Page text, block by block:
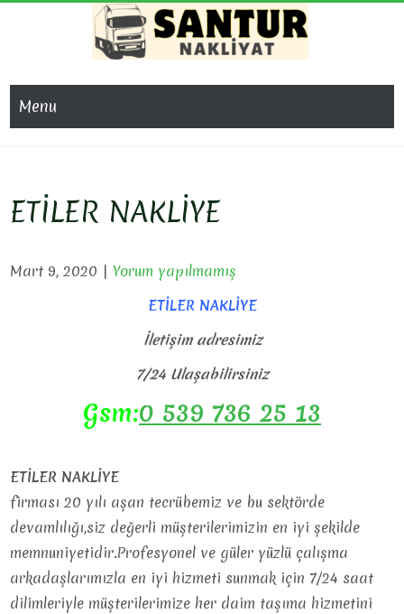
Nakliyat, İş
Menu
ETİLER NAKLİYE
Mart 9, 2020 |Yorum yapılmamış
ETİLER NAKLİYE
İletişim adresimiz
7/24 Ulaşabilirsiniz
Gsm:0 539 736 25 13
ETİLER NAKLİYE
firması 20 yılı aşan tecrübemiz ve bu sektörde
devamlılığı,siz değerli müşterilerimizin en iyi şekilde
memnuniyetidir.Profesyonel ve güler yüzlü çalışma
arkadaşlarımızla en iyi hizmeti sunmak için 7/24 saat
dilimleriyle müşterilerimize her daim taşıma hizmetini